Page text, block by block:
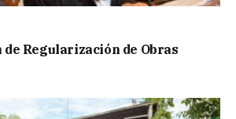
Regularización de Obras